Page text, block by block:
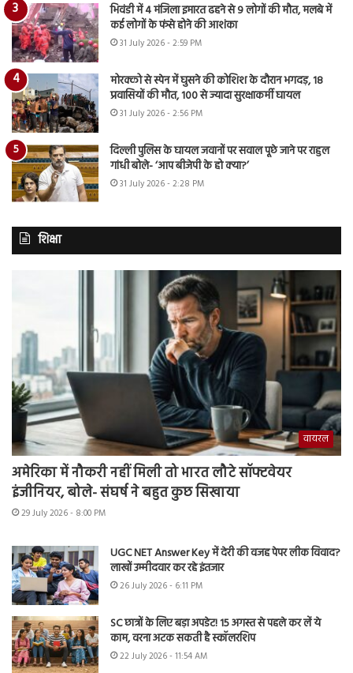
भिवंडी में 4 मंजिला इमारत ढहने से 9 लोगों की मौत, मलबे में
कई लोगों के फंसे होने की आशंका
31 July 2026 - 2:59 PM
मोरक्को से स्पेन में घुसने की कोशिश के दौरान भगदड़, 18
प्रवासियों की मौत, 100 से ज्यादा सुरक्षाकर्मी घायल
31 July 2026 - 2:56 PM
दिल्ली पुलिस के घायल जवानों पर सवाल पूछे जाने पर राहुल
गांधी बोले- ‘आप बीजेपी के हो क्या?’
31 July 2026 - 2:28 PM
शिक्षा
वायरल
अमेरिका में नौकरी नहीं मिली तो भारत लौटे सॉफ्टवेयर
इंजीनियर, बोले- संघर्ष ने बहुत कुछ सिखाया
29 July 2026 - 8:00 PM
UGC NET Answer Key में देरी की वजह पेपर लीक विवाद?
लाखों उम्मीदवार कर रहे इंतजार
26 July 2026 - 6:11 PM
SC छात्रों के लिए बड़ा अपडेट! 15 अगस्त से पहले कर लें ये
काम, वरना अटक सकती है स्कॉलरशिप
22 July 2026 - 11:54 AM